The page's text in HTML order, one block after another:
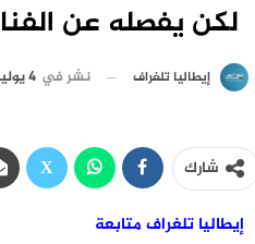
لكن يفصله عن الفناء
إيطاليا تلغراف نشر في 4 يوليو 2026 الساعة 9 و 00 دقيقة
شارك
إيطاليا تلغراف متابعة